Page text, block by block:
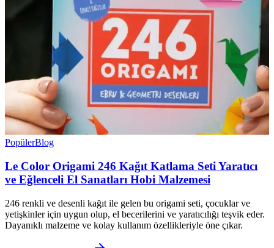
PopülerBlog
Le Color Origami 246 Kağıt Katlama Seti Yaratıcı
ve Eğlenceli El Sanatları Hobi Malzemesi
246 renkli ve desenli kağıt ile gelen bu origami seti, çocuklar ve
yetişkinler için uygun olup, el becerilerini ve yaratıcılığı teşvik eder.
Dayanıklı malzeme ve kolay kullanım özellikleriyle öne çıkar.